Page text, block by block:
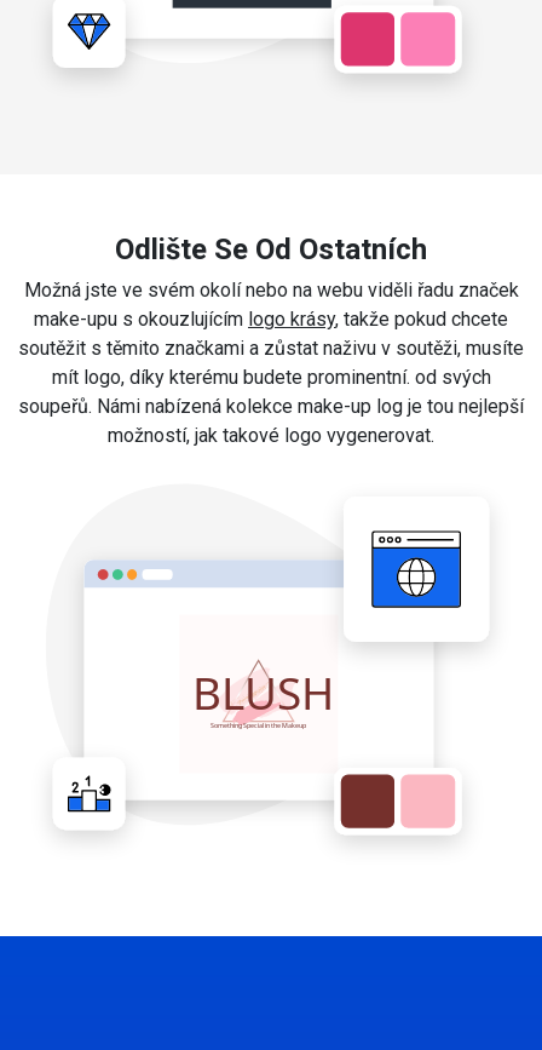
Odlište Se Od Ostatních
Možná jste ve svém okolí nebo na webu viděli řadu značek
make-upu s okouzlujícím logo krásy, takže pokud chcete
soutěžit s těmito značkami a zůstat naživu v soutěži, musíte
mít logo, díky kterému budete prominentní. od svých
soupeřů. Námi nabízená kolekce make-up log je tou nejlepší
možností, jak takové logo vygenerovat.